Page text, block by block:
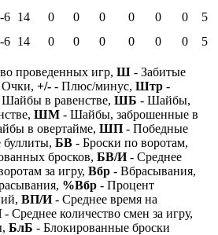
-6 14 0 0 0 0 0 0
5
-6 14 0 0 0 0 0 0
5
проведенных игр, Ш - Забитые
+/- - Плюс/минус, Штр -
в равенстве, ШБ - Шайбы,
ШМ - Шайбы, заброшенные в
в овертайме, ШП - Победные
БВ - Броски по воротам,
бросков, БВ/И- Среднее
за игру, Вбр - Вбрасывания,
%Вбр - Процент
ВП/И- Среднее время на
- Среднее количество смен за игру,
БлБ - Блокированные броски